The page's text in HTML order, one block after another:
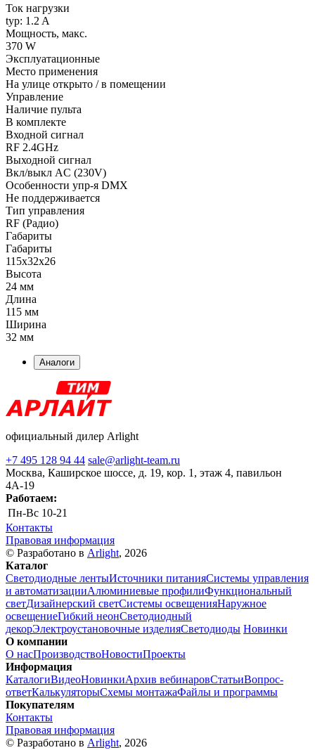
Ток нагрузки
typ: 1.2 A
Мощность, макс.
370 W
Эксплуатационные
Место применения
На улице открыто / в помещении
Управление
Наличие пульта
В комплекте
Входной сигнал
RF 2.4GHz
Выходной сигнал
Вкл/выкл AC (230V)
Особенности упр-я DMX
Не поддерживается
Тип управления
RF (Радио)
Габариты
Габариты
115х32х26
Высота
24 мм
Длина
115 мм
Ширина
32 мм
Аналоги
официальный дилер Arlight
+7 495 128 94 44 sale@arlight-team.ru
Москва, Каширское шоссе, д. 19, кор. 1, этаж 4, павильон
4А-19
Работаем:
Пн-Вс 10-21
Контакты
Правовая информация
© Разработано в Arlight, 2026
Каталог
Светодиодные лентыИсточники питанияСистемы управления
и автоматизацииАлюминиевые профилиФункциональный
светДизайнерский светСистемы освещенияНаружное
освещениеГибкий неонСветодиодный
декорЭлектроустановочные изделияСветодиоды Новинки
О компании
О насПроизводствоНовостиПроекты
Информация
КаталогиВидеоНовинкиАрхив вебинаровСтатьиВопрос-
ответКалькуляторыСхемы монтажаФайлы и программы
Покупателям
Контакты
Правовая информация
© Разработано в Arlight, 2026